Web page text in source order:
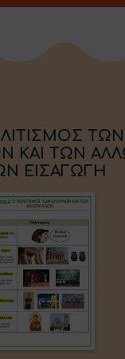
ΤΩΝ
ΚΑΙ ΤΩΝ
ΕΙΣΑΓΩΓΗ